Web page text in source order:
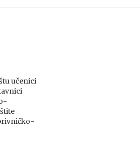
učenici